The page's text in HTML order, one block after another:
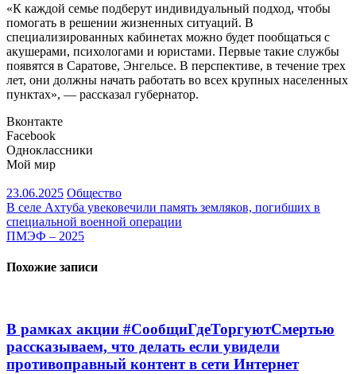
«К каждой семье подберут индивидуальный подход, чтобы
помогать в решении жизненных ситуаций. В
специализированных кабинетах можно будет пообщаться с
акушерами, психологами и юристами. Первые такие службы
появятся в Саратове, Энгельсе. В перспективе, в течение трех
лет, они должны начать работать во всех крупных населенных
пунктах», — рассказал губернатор.
Вконтакте
Facebook
Одноклассники
Мой мир
23.06.2025 Общество
Навигация
по
В селе Ахтуба увековечили память земляков, погибших в
специальной военной операции
ПМЭФ – 2025
Похожие записи
В рамках акции #СообщиГдеТоргуютСмертью
рассказываем, что делать если увидели
противоправный контент в сети Интернет